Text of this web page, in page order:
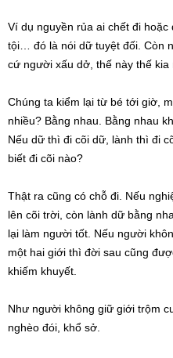
Ví dụ nguyền rủa ai chết đi
tội… đó là nói dữ tuyệt đối. Còn
cứ người xấu dở, thế này thế kia
Chúng ta kiểm lại từ bé tới giờ,
nhiều? Bằng nhau. Bằng nhau
Nếu dữ thì đi cõi dữ, lành thì đi
biết đi cõi nào?
Thật ra cũng có chỗ đi. Nếu
lên cõi trời, còn lành dữ bằng
lại làm người tốt. Nếu người
một hai giới thì đời sau cũng
khiếm khuyết.
Như người không giữ giới trộm
nghèo đói, khổ sở.